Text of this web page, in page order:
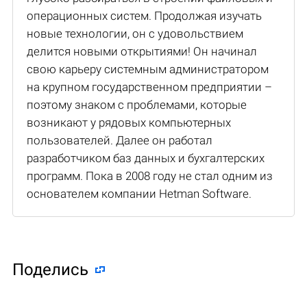
операционных систем. Продолжая изучать
новые технологии, он с удовольствием
делится новыми открытиями! Он начинал
свою карьеру системным администратором
на крупном государственном предприятии –
поэтому знаком с проблемами, которые
возникают у рядовых компьютерных
пользователей. Далее он работал
разработчиком баз данных и бухгалтерских
программ. Пока в 2008 году не стал одним из
основателем компании Hetman Software.
Поделиcь